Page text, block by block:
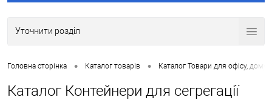
Уточнити розділ
Головна сторінка • Каталог товарів • Каталог Товари для офісу, дому
Каталог Контейнери для сегрегації